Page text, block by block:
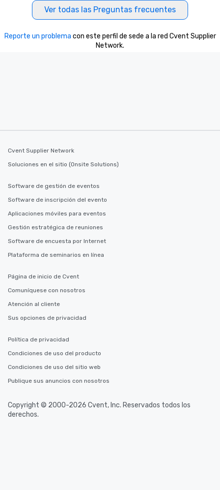
Ver todas las Preguntas frecuentes
Reporte un problema con este perfil de sede a la red Cvent Supplier
Network.
Cvent Supplier Network
Soluciones en el sitio (Onsite Solutions)
Software de gestión de eventos
Software de inscripción del evento
Aplicaciones móviles para eventos
Gestión estratégica de reuniones
Software de encuesta por Internet
Plataforma de seminarios en línea
Página de inicio de Cvent
Comuníquese con nosotros
Atención al cliente
Sus opciones de privacidad
Política de privacidad
Condiciones de uso del producto
Condiciones de uso del sitio web
Publique sus anuncios con nosotros
Copyright © 2000-2026 Cvent, Inc. Reservados todos los
derechos.